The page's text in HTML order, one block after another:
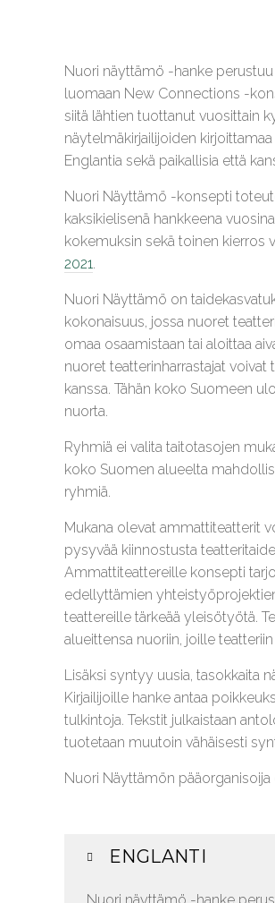
Nuori näyttämö -hanke
luomaan New Connections -
siitä lähtien tuottanut vuosittain
näytelmäkirjailijoiden
Englantia sekä paikallisia että
Nuori Näyttämö -konsepti
kaksikielisenä hankkeena vuosina
kokemuksin sekä toinen kierros
2021.
Nuori Näyttämö on
kokonaisuus, jossa nuoret
omaa osaamistaan tai aloittaa
nuoret teatterinharrastajat
kanssa. Tähän koko Suomeen
nuorta.
Ryhmiä ei valita taitotasojen
koko Suomen alueelta
ryhmiä.
Mukana olevat ammattiteatterit
pysyvää kiinnostusta
Ammattiteattereille konsepti
edellyttämien
teattereille tärkeää yleisötyötä.
alueittensa nuoriin, joille
Lisäksi syntyy uusia, tasokkaita
Kirjailijoille hanke antaa
tulkintoja. Tekstit julkaistaan
tuotetaan muutoin vähäisesti
Nuori Näyttämön pääorganisoija
ENGLANTI